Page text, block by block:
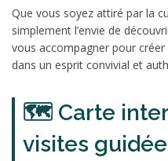
Que vous soyez attiré par la
simplement l’envie de
vous accompagner pour
dans un esprit convivial et
🗺️ Carte
visites